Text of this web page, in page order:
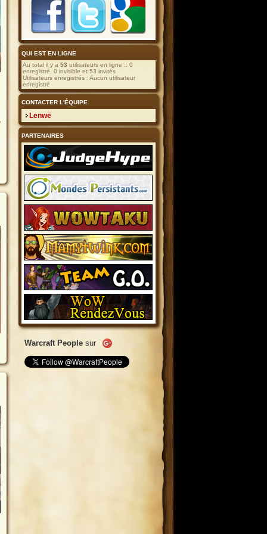
guilde
QUI EST EN LIGNE
Au total il y a 53 utilisateurs en ligne :: 0
enregistré, 0 invisible et 53 invités
Utilisateurs enregistrés : Aucun utilisateur
enregistré
CONTACTER L'ÉQUIPE
Lenwë
PARTENAIRES
Warcraft People sur